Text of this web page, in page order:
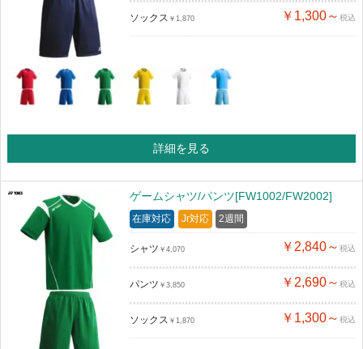
ソックス ￥1,870 ￥1,300～ 税込
詳細を見る
ゲームシャツ/パンツ[FW1002/FW2002]
在庫対応 Jr対応 2週間
シャツ ￥4,070 ￥2,840～ 税込
パンツ ￥3,850 ￥2,690～ 税込
ソックス ￥1,870 ￥1,300～ 税込